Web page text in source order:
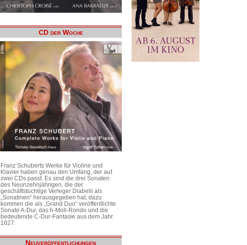
CD der Woche
Franz Schuberts Werke für Violine und
Klavier haben genau den Umfang, der auf
zwei CDs passt. Es sind die drei Sonaten
des Neunzehnjährigen, die der
geschäftstüchtige Verleger Diabelli als
„Sonatinen“ herausgegeben hat, dazu
kommen die als „Grand Duo“ veröffentlichte
Sonate A-Dur, das h-Moll-Rondo und die
bedeutende C-Dur-Fantasie aus dem Jahr
1827.
Neuveröffentlichungen